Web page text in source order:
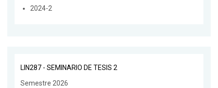
2024-2
LIN287 - SEMINARIO DE TESIS 2
Semestre 2026